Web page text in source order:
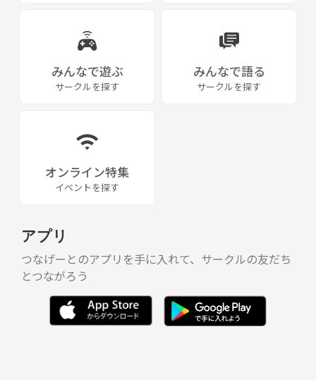
みんなで遊ぶ
サークルを探す
みんなで語る
サークルを探す
オンライン特集
イベントを探す
アプリ
つなげーとのアプリを手に入れて、サークルの友だち
とつながろう